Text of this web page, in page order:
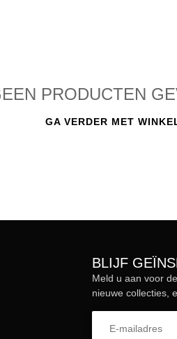
PRODUCTEN
GA VERDER MET
BLIJF
Meld u aan voor
nieuwe collecties,